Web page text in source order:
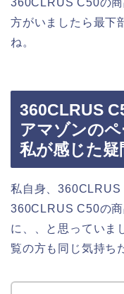
方がいましたら最下
ね。
360CLRUS
アマゾンの
私が感じた疑
私自身、360CLRUS
360CLRUS C50の
に、、と思っていま
覧の方も同じ気持ち